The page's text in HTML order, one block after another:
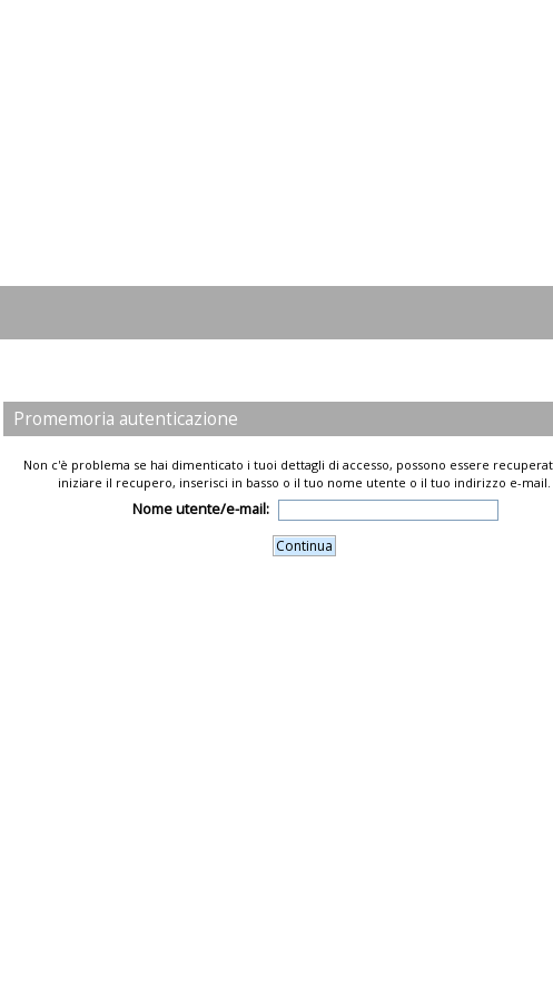
Promemoria autenticazione
Non c'è problema se hai dimenticato i tuoi dettagli di accesso, possono essere
iniziare il recupero, inserisci in basso o il tuo nome utente o il tuo indirizzo e-mail.
Nome utente/e-mail: